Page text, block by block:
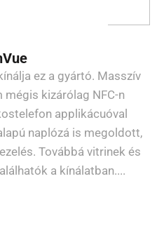
ez a gyártó. Masszív
mégis kizárólag NFC-n
applikácuóval
naplózá is megoldott,
Továbbá vitrinek és
a kínálatban....